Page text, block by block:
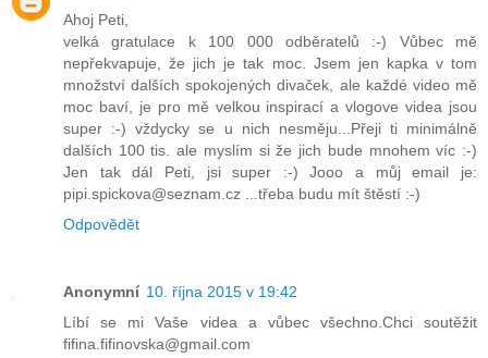
Ahoj Peti,
velká gratulace k 100 000 odběratelů :-) Vůbec mě
nepřekvapuje, že jich je tak moc. Jsem jen kapka v tom
množství dalších spokojených divaček, ale každé video mě
moc baví, je pro mě velkou inspirací a vlogove videa jsou
super :-) vždycky se u nich nesměju...Přeji ti minimálně
dalších 100 tis. ale myslím si že jich bude mnohem víc :-)
Jen tak dál Peti, jsi super :-) Jooo a můj email je:
pipi.spickova@seznam.cz ...třeba budu mít štěstí :-)
Odpovědět
Anonymní 10. října 2015 v 19:42
Líbí se mi Vaše videa a vůbec všechno.Chci soutěžit
fifina.fifinovska@gmail.com